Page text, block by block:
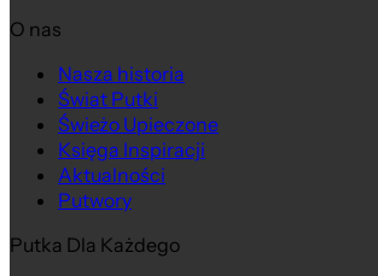
O nas
Nasza historia
Świat Putki
Świeżo Upieczone
Księga Inspiracji
Aktualności
Putwory
Putka Dla Każdego